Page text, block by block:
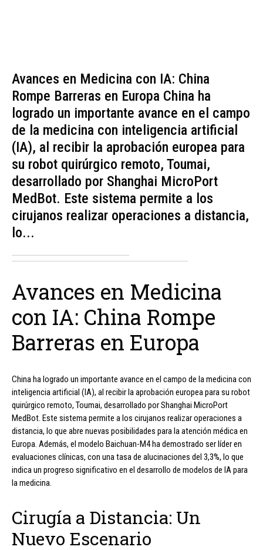
Avances en Medicina con IA: China
Rompe Barreras en Europa China ha
logrado un importante avance en el campo
de la medicina con inteligencia artificial
(IA), al recibir la aprobación europea para
su robot quirúrgico remoto, Toumai,
desarrollado por Shanghai MicroPort
MedBot. Este sistema permite a los
cirujanos realizar operaciones a distancia,
lo...
Avances en Medicina
con IA: China Rompe
Barreras en Europa
China ha logrado un importante avance en el campo de la medicina con
inteligencia artificial (IA), al recibir la aprobación europea para su robot
quirúrgico remoto, Toumai, desarrollado por Shanghai MicroPort
MedBot. Este sistema permite a los cirujanos realizar operaciones a
distancia, lo que abre nuevas posibilidades para la atención médica en
Europa. Además, el modelo Baichuan-M4 ha demostrado ser líder en
evaluaciones clínicas, con una tasa de alucinaciones del 3,3%, lo que
indica un progreso significativo en el desarrollo de modelos de IA para
la medicina.
Cirugía a Distancia: Un
Nuevo Escenario